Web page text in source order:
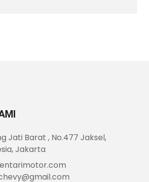
Jati Barat , No.477 Jaksel,
Jakarta